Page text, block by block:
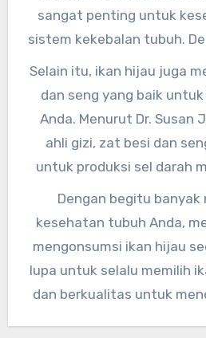
sangat penting untuk
sistem kekebalan tubuh.
ikan hijau, Anda bisa
vitamin D
Selain itu, ikan hijau juga
dan seng yang baik
Anda. Menurut Dr. Susan
ahli gizi, zat besi dan
untuk produksi sel darah
sistem kekebalan tubuh
Dengan mengonsumsi
mendapatkan asupan zat
cukup untuk
Dengan begitu
kesehatan tubuh Anda,
mengonsumsi ikan hijau
lupa untuk selalu memilih
dan berkualitas untuk